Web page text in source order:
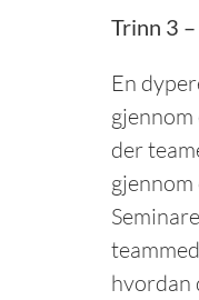
Trinn 3
En
gjennom
der
hvordan